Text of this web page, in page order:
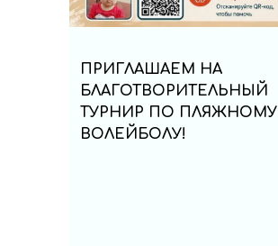
ПРИГЛАШАЕМ НА
БЛАГОТВОРИТЕЛЬНЫЙ
ТУРНИР ПО ПЛЯЖНОМУ
ВОЛЕЙБОЛУ!